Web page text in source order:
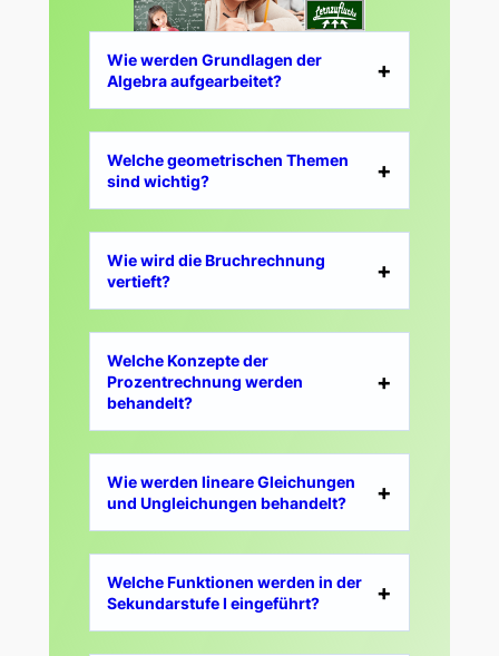
Wie werden Grundlagen der
Algebra aufgearbeitet?
Welche geometrischen Themen
sind wichtig?
Wie wird die Bruchrechnung
vertieft?
Welche Konzepte der
Prozentrechnung werden
behandelt?
Wie werden lineare Gleichungen
und Ungleichungen behandelt?
Welche Funktionen werden in der
Sekundarstufe I eingeführt?